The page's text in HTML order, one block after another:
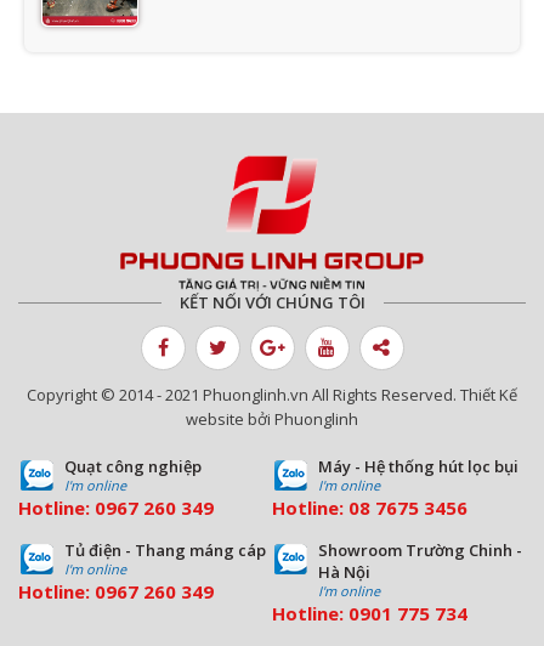
Xuất xưởng 200 chiếc quạt thông gió -
Giải pháp làm mát không thể thiếu cho
nhà xưởng
Xuất khẩu hệ thống lọc bụi túi vải qua
thị trường Nhật Bản
Quạt hút khí thải lò hơi 500Kw, lưu
lượng 100.000m3/h có gì đặc biệt?
Huy động hơn 10 xe container vận
KẾT NỐI VỚI CHÚNG TÔI
Copyright © 2014 - 2021 Phuonglinh.vn All Rights Reserved. Thiết Kế
website bởi Phuonglinh
Quạt công nghiệp
I'm online
Hotline: 0967 260 349
Máy - Hệ thống hút lọc bụi
I'm online
Hotline: 08 7675 3456
Tủ điện - Thang máng cáp
I'm online
Hotline: 0967 260 349
Showroom Trường Chinh -
Hà Nội
I'm online
Hotline: 0901 775 734